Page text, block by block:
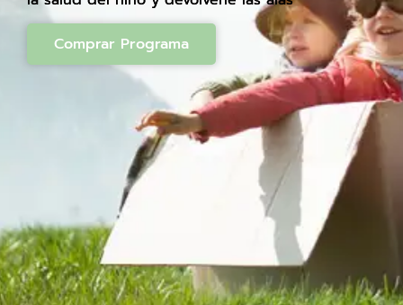
Comprar Programa